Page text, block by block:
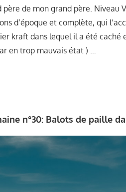
de mon grand père. Niveau
d’époque et complète, qui
kraft dans lequel il a été caché
en trop mauvais état ) …
n°30: Balots de paille